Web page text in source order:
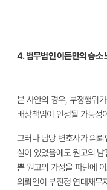
4. 법무법인 이든만의 승소
본 사안의 경우, 부정행위
배상책임이 인정될 가능성
그러나 담당 변호사가 의뢰
실이 있었음에도 원고의 남
뿐 원고의 가정을 파탄에
의뢰인이 부진정 연대채무